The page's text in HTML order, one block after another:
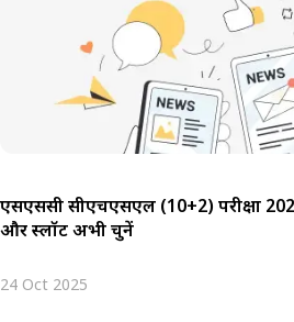
एसएससी सीएचएसएल (10+2) परीक्षा
और स्लॉट अभी चुनें
24 Oct 2025